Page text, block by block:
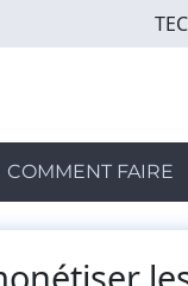
COMMENT FAIRE